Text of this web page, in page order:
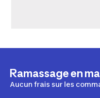
Ramassage en
Aucun frais sur les